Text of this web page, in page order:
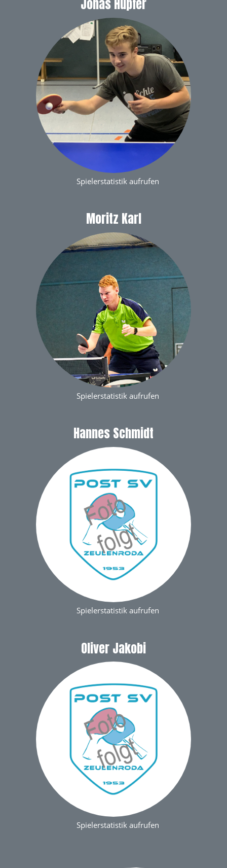
Jonas Hupfer
Spielerstatistik aufrufen
Moritz Karl
Spielerstatistik aufrufen
Hannes Schmidt
Spielerstatistik aufrufen
Oliver Jakobi
Spielerstatistik aufrufen